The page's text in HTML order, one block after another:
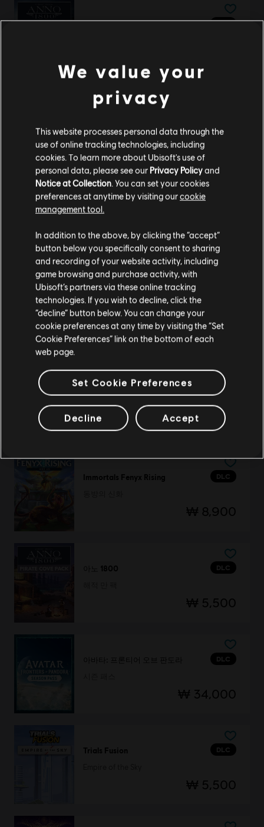
DLC
아노 1800
장식 팩 번들 2
₩ 43,100
Far Cry 5
₩ 8,700
The Crew 2
시즌 패스
₩ 22,400
DLC
Trials Fusion
Awesome Level Max
₩ 11,000
DLC
Immortals Fenyx Rising
₩ 8,900
DLC
아노 1800
₩ 5,500
DLC
아바타: 프론티어 오브 판도라
₩ 34,000
DLC
Trials Fusion
₩ 5,500
고객님은 미국에 위치하고 있다고 생각합니다.
구매를 위해 로컬 지역의 상점을 방문하십시오.
현재 스토어 유지
위치 업데이트
We value your
privacy
This website processes personal data through the
use of online tracking technologies, including
cookies. To learn more about Ubisoft's use of
personal data, please see our Privacy Policyand
Notice at Collection . You can set your cookies
preferences at anytime by visiting ourcookie
management tool.
In addition to the above, by clicking the “accept”
button below you specifically consent to sharing
and recording of your website activity, including
game browsing and purchase activity, with
Ubisoft’s partners via these online tracking
technologies. If you wish to decline, click the
“decline” button below. You can change your
cookie preferences at any time by visiting the “Set
Cookie Preferences” link on the bottom of each
web page.
Set Cookie Preferences
Decline Accept